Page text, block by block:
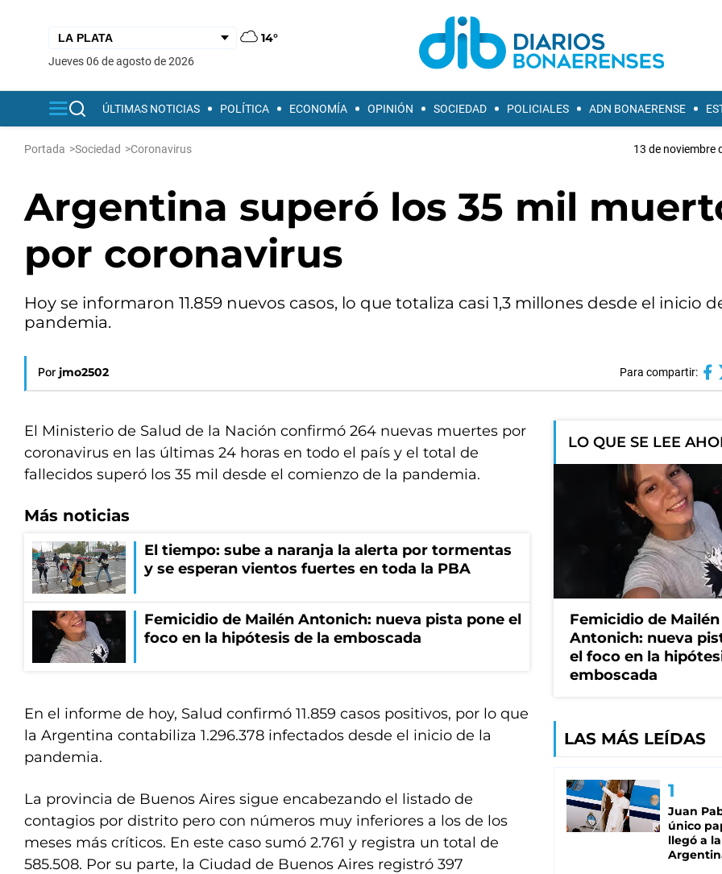
14°
jueves 06 de agosto de 2026
ÚLTIMAS NOTICIAS POLÍTICA ECONOMÍA OPINIÓN SOCIEDAD POLICIALES ADN BONAERENSE
Portada >Sociedad >Coronavirus 13 de noviembre
Argentina superó los 35 mil
por coronavirus
Hoy se informaron 11.859 nuevos casos, lo que totaliza casi 1,3 millones desde el inicio
pandemia.
Por jmo2502 Para compartir:
El Ministerio de Salud de la Nación confirmó 264 nuevas muertes por
coronavirus en las últimas 24 horas en todo el país y el total de
fallecidos superó los 35 mil desde el comienzo de la pandemia.
Más noticias
El tiempo: sube a naranja la alerta por tormentas
y se esperan vientos fuertes en toda la PBA
Femicidio de Mailén Antonich: nueva pista pone el
foco en la hipótesis de la emboscada
En el informe de hoy, Salud confirmó 11.859 casos positivos, por lo que
la Argentina contabiliza 1.296.378 infectados desde el inicio de la
pandemia.
La provincia de Buenos Aires sigue encabezando el listado de
contagios por distrito pero con números muy inferiores a los de los
meses más críticos. En este caso sumó 2.761 y registra un total de
585.508. Por su parte, la Ciudad de Buenos Aires registró 397
LO QUE SE LEE
Femicidio de Mailén
Antonich: nueva
el foco en la
emboscada
LAS MÁS LEÍDAS
Juan
único
llegó a la